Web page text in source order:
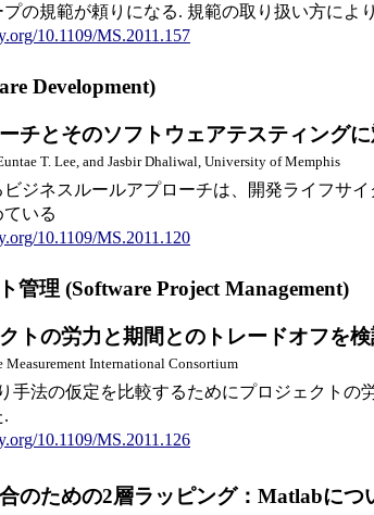
の規範が頼りになる. 規範の取り扱い方に
10.1109/MS.2011.157
Development)
チとそのソフトウェアテスティング
T. Lee, and Jasbir Dhaliwal, University of Memphis
ジネスルールアプローチは、開発ライフサ
いる
10.1109/MS.2011.120
管理 (Software Project Management)
トの労力と期間とのトレードオフを
Measurement International Consortium
手法の仮定を比較するためにプロジェクト
.
10.1109/MS.2011.126
のための2層ラッピング：Matlabに